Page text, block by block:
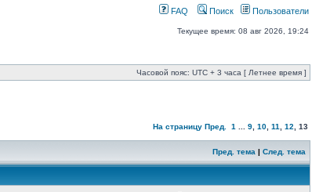
FAQ Поиск Пользователи
Текущее время: 08 авг 2026, 19:24
Часовой пояс: UTC + 3 часа [ Летнее время ]
На страницу Пред. 1 9 10 11 12 13
Пред. тема | След. тема